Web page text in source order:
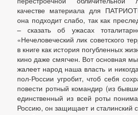
качестве материала для
она подходит слабо, так как
– сказать об ужасах
«Нечеловеческий лик советского
в книге как история погубленных
кино даже смягчен. Вот основная
жалеет народ наша власть и
пол-России угробит, чтоб себя
повести ротный командир (из
единственный из всей роты
Россию, он защищает и сталинский